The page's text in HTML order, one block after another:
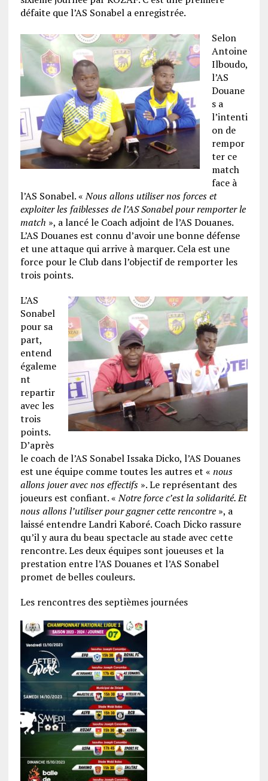
défaite que l’AS Sonabel a enregistrée.
Selon
Antoine
Ilboudo,
l’AS
Douane
s a
l’intenti
on de
rempor
ter ce
match
face à
l’AS Sonabel. «Nous allons utiliser nos forces et
exploiter les faiblesses de l’AS Sonabel pour remporter le
match », a lancé le Coach adjoint de l’AS Douanes.
L’AS Douanes est connu d’avoir une bonne défense
et une attaque qui arrive à marquer. Cela est une
force pour le Club dans l’objectif de remporter les
trois points.
L’AS
Sonabel
pour sa
part,
entend
égaleme
nt
repartir
avec les
trois
points.
D’après
le coach de l’AS Sonabel Issaka Dicko, l’AS Douanes
est une équipe comme toutes les autres et « nous
allons jouer avec nos effectifs ». Le représentant des
joueurs est confiant. «Notre force c’est la solidarité. Et
nous allons l’utiliser pour gagner cette rencontre », a
laissé entendre Landri Kaboré. Coach Dicko rassure
qu’il y aura du beau spectacle au stade avec cette
rencontre. Les deux équipes sont joueuses et la
prestation entre l’AS Douanes et l’AS Sonabel
promet de belles couleurs.
Les rencontres des septièmes journées